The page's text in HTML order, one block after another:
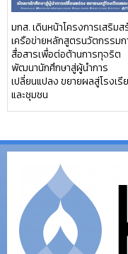
มกส. เดินหน้าโครงการเสริมส
เครือข่ายหลักสูตรนวัตกรรมก
สื่อสารเพื่อต่อต้านการทุจริต
พัฒนานักศึกษาสู่ผู้นำการ
เปลี่ยนแปลง ขยายผลสู่โรงเรี
และชุมชน